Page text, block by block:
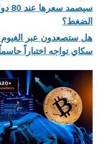
الضغط؟
هل ستصعدون عبر
سكاي تواجه اختباراً